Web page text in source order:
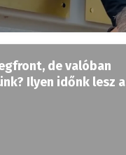
de valóban
Ilyen időnk lesz a